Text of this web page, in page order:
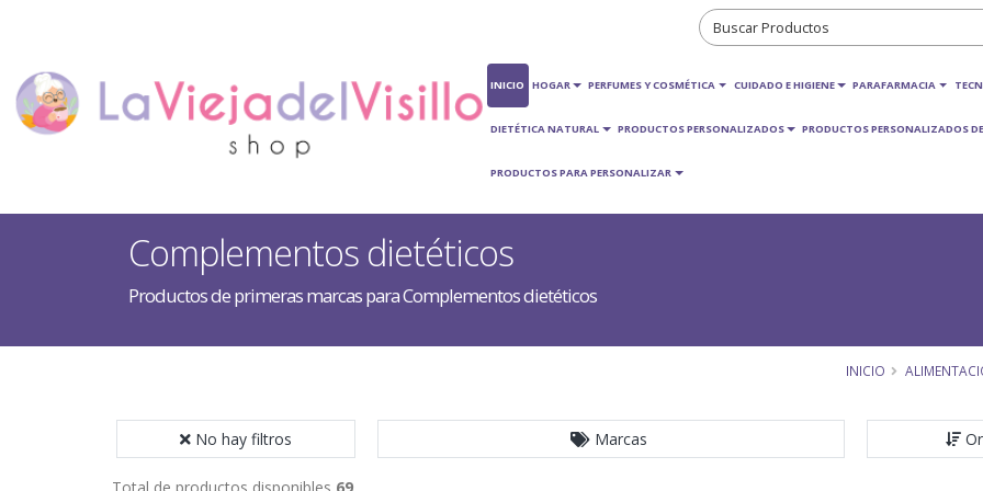
INICIO HOGAR PERFUMES Y COSMÉTICA CUIDADO E HIGIENE PARAFARMACIA
DIETÉTICA NATURAL PRODUCTOS PERSONALIZADOS PRODUCTOS PERSONALIZADOS DE
PRODUCTOS PARA PERSONALIZAR
Complementos dietéticos
Productos de primeras marcas para Complementos dietéticos
INICIO
No hay filtros Marcas